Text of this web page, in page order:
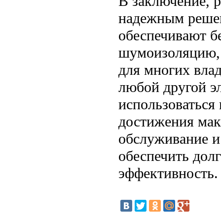
надежным
обеспечивают
шумоизоляцию,
для многих
любой другой
достижения
обслуживание
обеспечить
эффективность.